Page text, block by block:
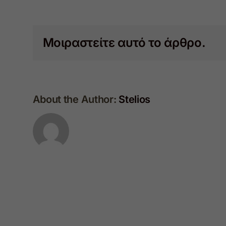
Μοιραστείτε αυτό το άρθρο.
About the Author: Stelios